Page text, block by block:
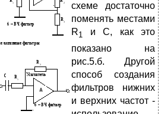
схеме достаточно
поменять местами
R1
и С, как это
показано на
рис.5.б. Другой
способ создания
фильтров нижних
и верхних частот -